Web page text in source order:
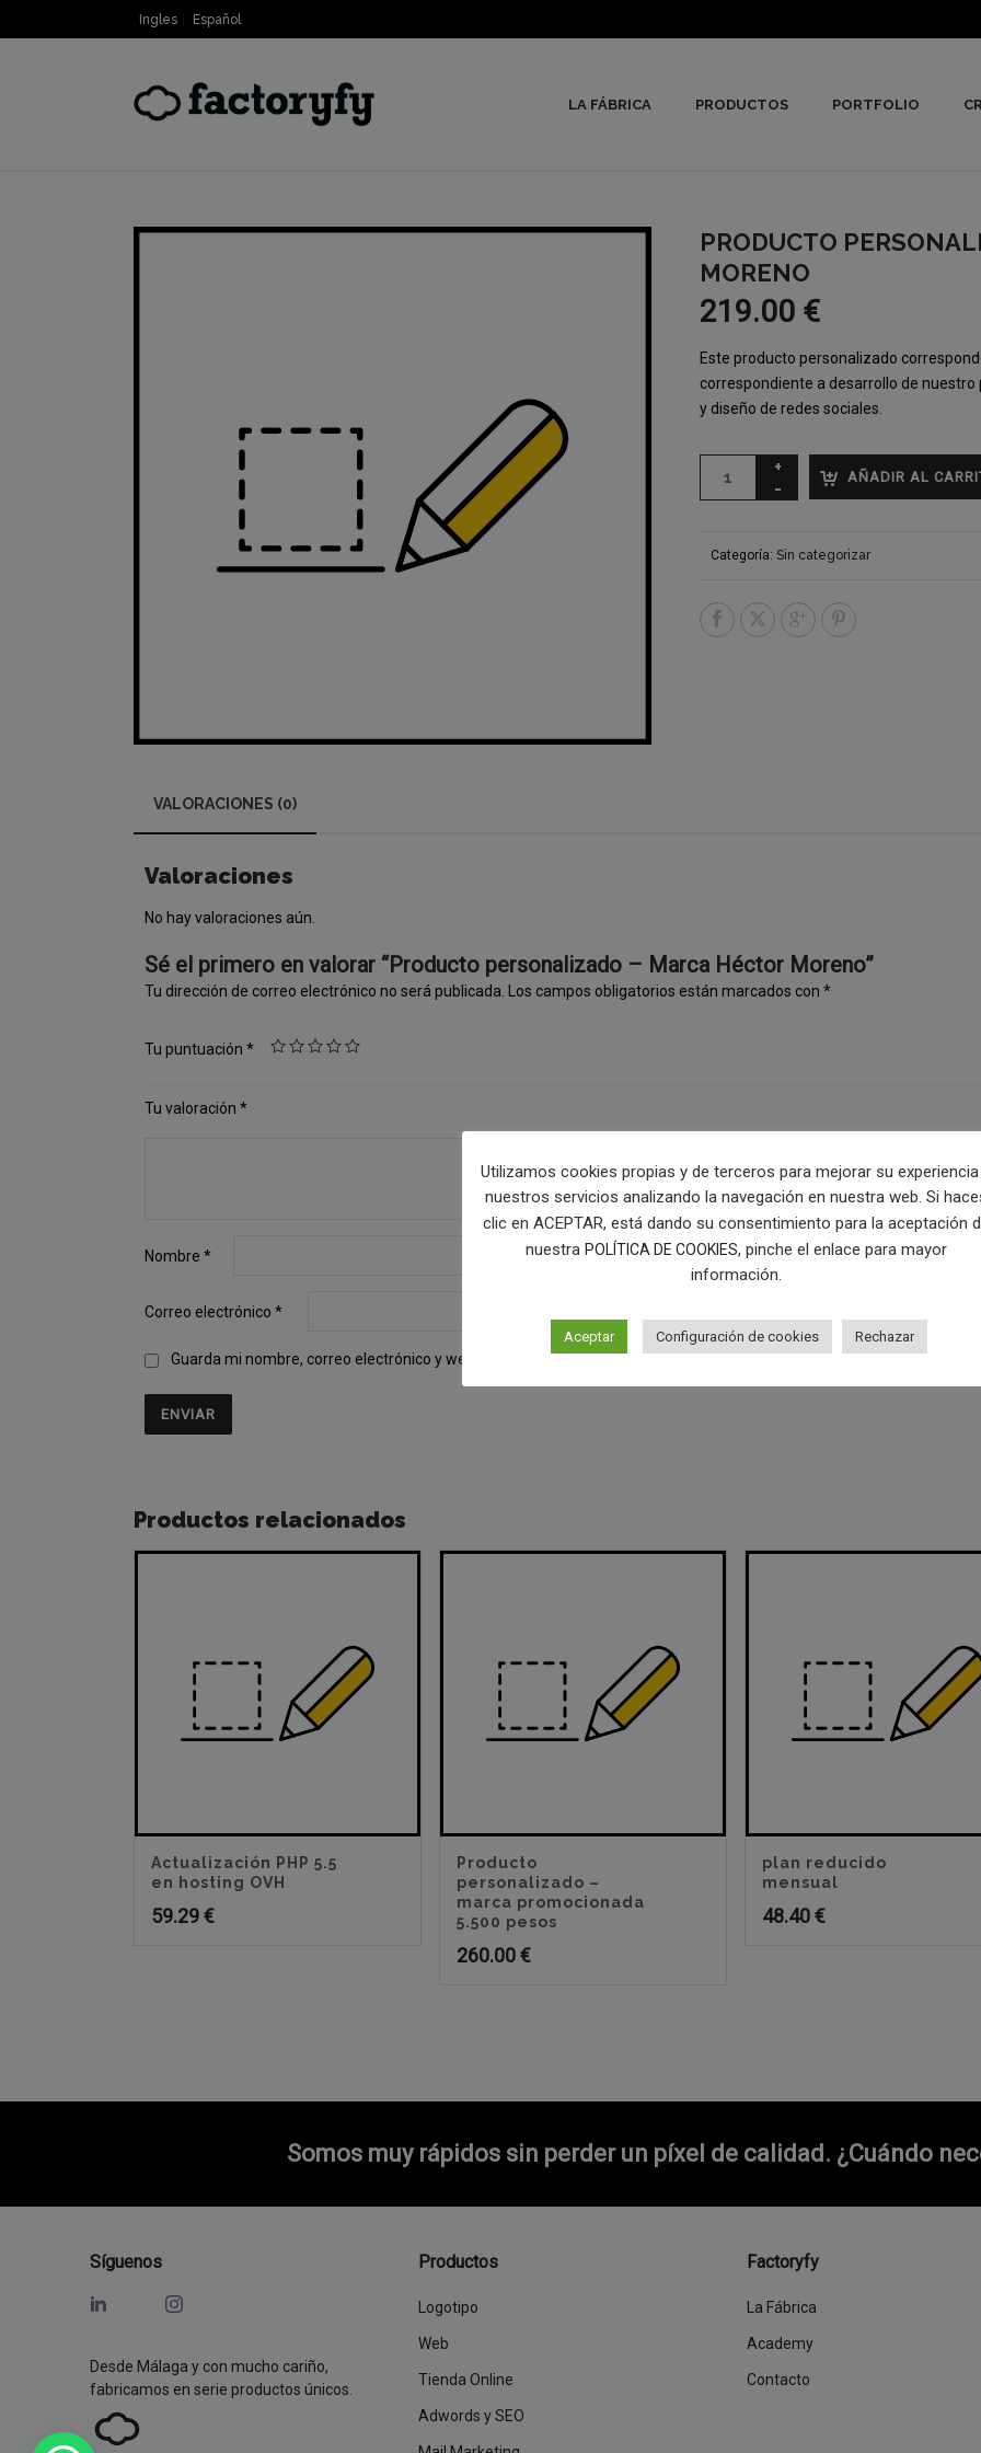
Ingles Español
LA FÁBRICA PRODUCTOS PORTFOLIO
PRODUCTO
MORENO
219.00 €
Este producto personalizado
correspondiente a desarrollo de
y diseño de redes sociales.
AÑADIR AL
Categoría: Sin categorizar
VALORACIONES (0)
Valoraciones
No hay valoraciones aún.
Sé el primero en valorar “Producto personalizado – Marca Héctor Moreno”
Tu dirección de correo electrónico no será publicada. Los campos obligatorios están marcados con *
Tu puntuación *
Tu valoración *
Nombre *
Correo electrónico *
Guarda mi nombre, correo electrónico y web en este navegador para la próxima vez que comente.
Productos relacionados
Actualización PHP 5.5
en hosting OVH
59.29€
Producto
personalizado –
marca promocionada
5.500 pesos
260.00€
plan reducido
mensual
48.40€
Somos muy rápidos sin perder un píxel de calidad. ¿Cuándo
Síguenos
Desde Málaga y con mucho cariño,
fabricamos en serie productos únicos.
Productos
Logotipo
Web
Tienda Online
Adwords y SEO
Factoryfy
La Fábrica
Academy
Contacto
Utilizamos cookies propias y de terceros para mejorar su
nuestros servicios analizando la navegación en nuestra web. Si
clic en ACEPTAR, está dando su consentimiento para la aceptación
nuestra POLÍTICA DE COOKIES, pinche el enlace para mayor
información.
Aceptar Configuración de cookies Rechazar